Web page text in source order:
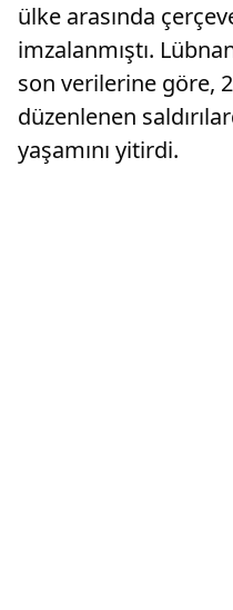
ülke arasında
imzalanmıştı. Lübnan
son verilerine göre,
düzenlenen
yaşamını yitirdi.